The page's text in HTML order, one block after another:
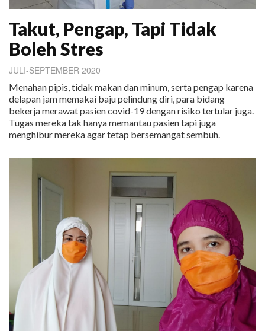
Takut, Pengap, Tapi Tidak
Boleh Stres
JULI-SEPTEMBER 2020
Menahan pipis, tidak makan dan minum, serta pengap karena
delapan jam memakai baju pelindung diri, para bidang
bekerja merawat pasien covid-19 dengan risiko tertular juga.
Tugas mereka tak hanya memantau pasien tapi juga
menghibur mereka agar tetap bersemangat sembuh.